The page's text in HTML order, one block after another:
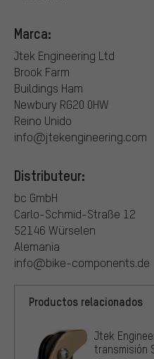
Marca:
Jtek Engineering Ltd
Brook Farm
Buildings Ham
Newbury RG20 0HW
Reino Unido
info@jtekengineering.com
Distributeur:
bc GmbH
Carlo-Schmid-Straße 12
52146 Würselen
Alemania
info@bike-components.de
Productos relacionados
Jtek
transmisión